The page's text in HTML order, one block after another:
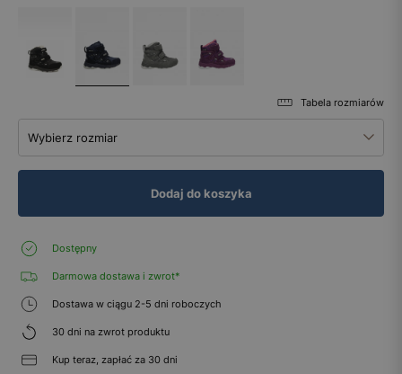
Tabela rozmiarów
Wybierz rozmiar
Dodaj do koszyka
Dostępny
Darmowa dostawa i zwrot*
Dostawa w ciągu 2-5 dni roboczych
30 dni na zwrot produktu
Kup teraz, zapłać za 30 dni